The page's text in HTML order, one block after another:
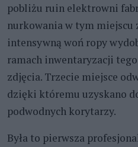
pobliżu ruin elektrowni
nurkowania w tym miejscu
intensywną woń ropy
ramach inwentaryzacji
zdjęcia. Trzecie miejsce
dzięki któremu uzyskano
podwodnych korytarzy.
Była to pierwsza